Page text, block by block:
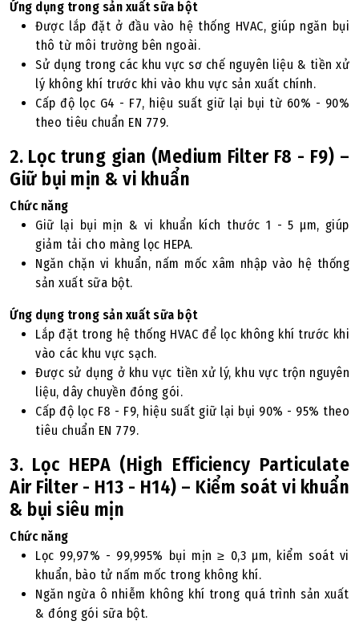
Ứng dụng trong sản xuất sữa bột
Được lắp đặt ở đầu vào hệ thống HVAC, giúp ngăn bụi
thô từ môi trường bên ngoài.
Sử dụng trong các khu vực sơ chế nguyên liệu & tiền xử
lý không khí trước khi vào khu vực sản xuất chính.
Cấp độ lọc G4 - F7, hiệu suất giữ lại bụi từ 60% - 90%
theo tiêu chuẩn EN 779.
2. Lọc trung gian (Medium Filter F8 - F9) –
Giữ bụi mịn & vi khuẩn
Chức năng
Giữ lại bụi mịn & vi khuẩn kích thước 1 - 5 µm, giúp
giảm tải cho màng lọc HEPA.
Ngăn chặn vi khuẩn, nấm mốc xâm nhập vào hệ thống
sản xuất sữa bột.
Ứng dụng trong sản xuất sữa bột
Lắp đặt trong hệ thống HVAC để lọc không khí trước khi
vào các khu vực sạch.
Được sử dụng ở khu vực tiền xử lý, khu vực trộn nguyên
liệu, dây chuyền đóng gói.
Cấp độ lọc F8 - F9, hiệu suất giữ lại bụi 90% - 95% theo
tiêu chuẩn EN 779.
3. Lọc HEPA (High Efficiency Particulate
Air Filter - H13 - H14) – Kiểm soát vi khuẩn
& bụi siêu mịn
Chức năng
Lọc 99,97% - 99,995% bụi mịn ≥ 0,3 µm, kiểm soát vi
khuẩn, bào tử nấm mốc trong không khí.
Ngăn ngừa ô nhiễm không khí trong quá trình sản xuất
& đóng gói sữa bột.